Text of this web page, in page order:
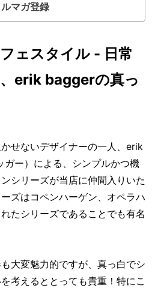
マガ登録
ェスタイル - 日常
erik baggerの真っ
せないデザイナーの一人、erik
ー）による、シンプルかつ機
シリーズが当店に仲間入りいた
ズはコペンハーゲン、オペラハ
たシリーズであることでも有名
大変魅力的ですが、真っ白でシ
考えるととっても貴重！特にこ